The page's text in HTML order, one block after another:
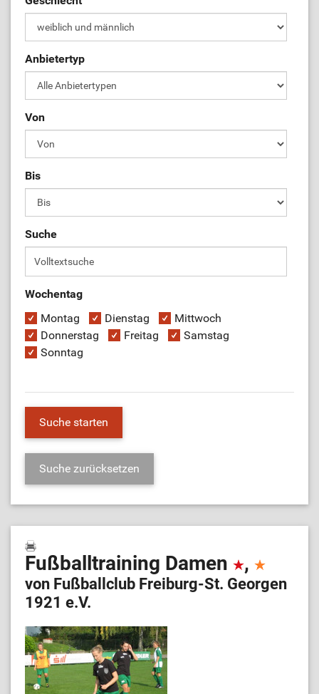
ÜL-Börse
Anbietertyp
Von
Bis
Suche
Wochentag
Montag
Dienstag
Mittwoch
Donnerstag
Freitag
Samstag
Sonntag
Fußballtraining Damen ,
von Fußballclub Freiburg-St. Georgen
1921 e.V.